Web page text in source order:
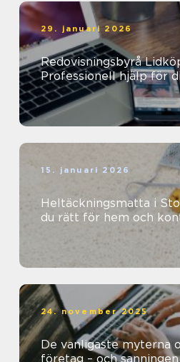
29. januari 2026
Redovisningsbyrå
Professionell hjälp för
15. januari 2026
Heltäckningsmatta i
du rätt för hem och
24. november 2025
De vanligaste myterna
företag – och sanningen